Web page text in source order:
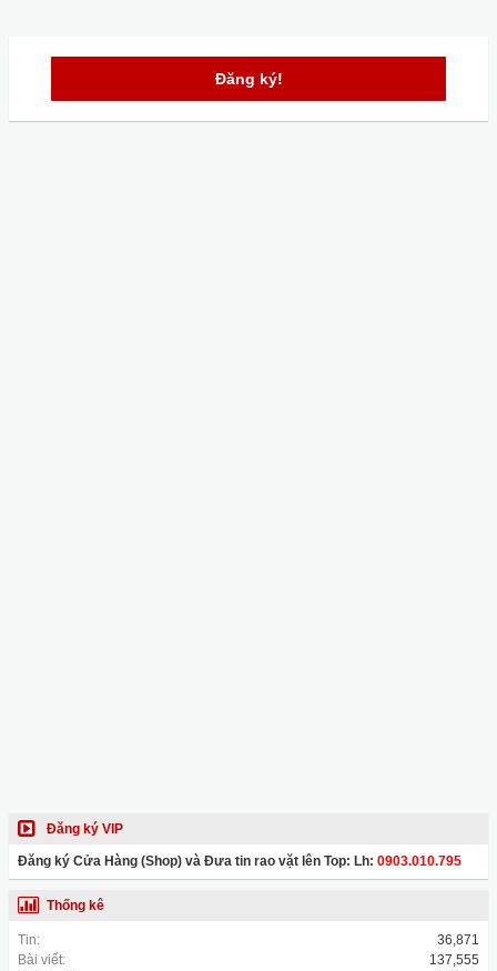
Đăng ký!
Đăng ký VIP
Đăng ký Cửa Hàng (Shop) và Đưa tin rao vặt lên Top: Lh: 0903.010.795
Thống kê
Tin:
36,871
Bài viết:
137,555